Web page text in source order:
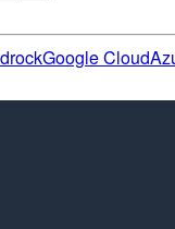
Google Cloud